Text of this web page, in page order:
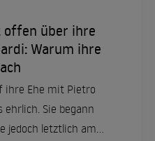
offen über ihre
Warum ihre
ihre Ehe mit Pietro
Sie begann
jedoch letztlich am